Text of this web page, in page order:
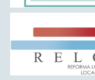
Борачко-инвалидска
Служба за
средине
Приватно